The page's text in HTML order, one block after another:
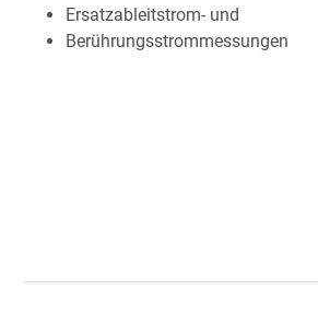
Ersatzableitstrom- und
Berührungsstrommessungen